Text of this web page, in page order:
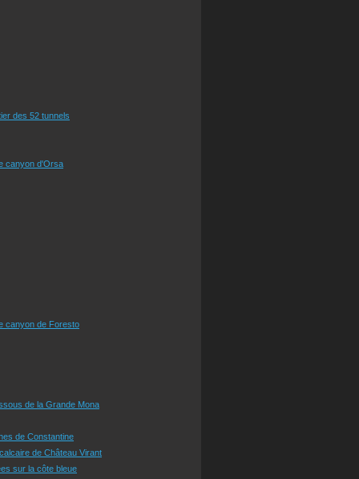
des 52 tunnels
canyon d'Orsa
canyon de Foresto
de la Grande Mona
de Constantine
de Château Virant
sur la côte bleue